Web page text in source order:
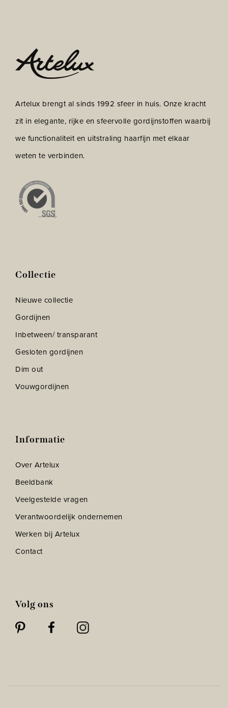
Artelux brengt al sinds 1992 sfeer in huis. Onze kracht
zit in elegante, rijke en sfeervolle gordijnstoffen waarbij
we functionaliteit en uitstraling haarfijn met elkaar
weten te verbinden.
Collectie
Nieuwe collectie
Gordijnen
Inbetween/ transparant
Gesloten gordijnen
Dim out
Vouwgordijnen
Informatie
Over Artelux
Beeldbank
Veelgestelde vragen
Verantwoordelijk ondernemen
Werken bij Artelux
Contact
Volg ons